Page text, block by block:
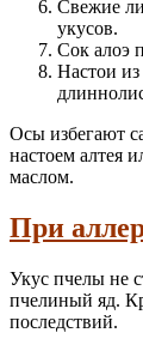
Свежие
укусов.
Сок алоэ
Настои
Осы избегают
настоем алтея
маслом.
При
Укус пчелы не
пчелиный яд.
последствий.